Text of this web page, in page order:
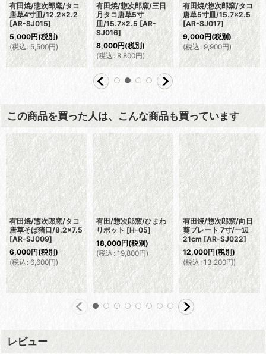
有田焼/惣次郎窯/タコ
唐草4寸皿/12.2×2.2
[AR-SJ015]
5,000円(税別)
(税込 : 5,500円)
有田焼/惣次郎窯/三日
月タコ唐草5寸
皿/15.7×2.5 [AR-
SJ016]
8,000円(税別)
(税込 : 8,800円)
有田焼/惣次郎窯/タコ
唐草5寸皿/15.7×2.5
[AR-SJ017]
9,000円(税別)
(税込 : 9,900円)
この商品を買った人は、こんな商品も買っています
有田焼/惣次郎窯/タコ
唐草そば猪口/8.2×7.5
[AR-SJ009]
6,000円(税別)
(税込 : 6,600円)
有田/惣次郎窯/ひまわ
りポット [H-05]
18,000円(税別)
(税込 : 19,800円)
有田焼/惣次郎窯/向日
葵プレート 7寸/一辺
21cm [AR-SJ022]
12,000円(税別)
(税込 : 13,200円)
レビュー